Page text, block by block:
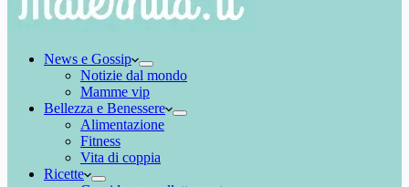
News e Gossip
Notizie dal mondo
Mamme vip
Bellezza e Benessere
Alimentazione
Fitness
Vita di coppia
Ricette